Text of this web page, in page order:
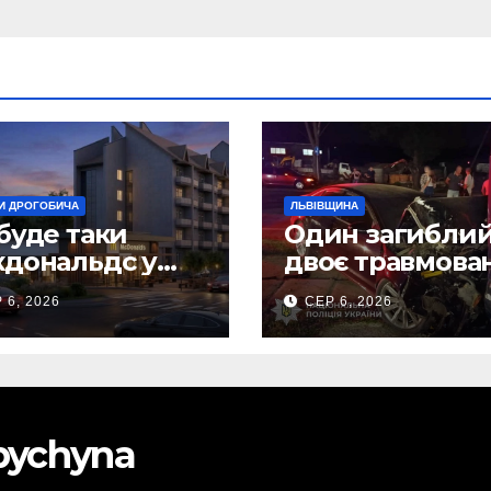
ДРОГОБИЧА
таки
у
(Фото)
6, 2026
ЛЬВІВЩИНА
Один
двоє
внаслідок ДТП
Самбірщині
СЕР 6, 2026